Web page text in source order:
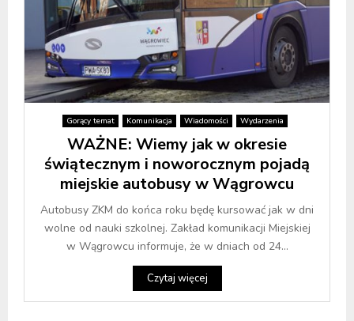
Gorący temat Komunikacja Wiadomości Wydarzenia
WAŻNE: Wiemy jak w okresie
świątecznym i noworocznym pojadą
miejskie autobusy w Wągrowcu
Autobusy ZKM do końca roku będę kursować jak w dni
wolne od nauki szkolnej. Zakład komunikacji Miejskiej
w Wągrowcu informuje, że w dniach od 24...
Czytaj więcej